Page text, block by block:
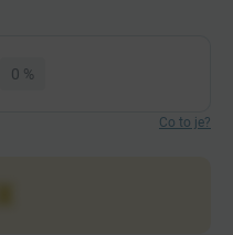
0 %
Co to je?